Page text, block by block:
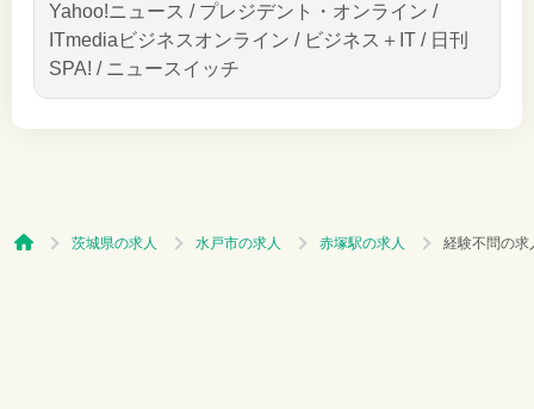
Yahoo!ニュース / プレジデント・オンライン /
ITmediaビジネスオンライン / ビジネス＋IT / 日刊
SPA! / ニュースイッチ
茨城県の求人 水戸市の求人 赤塚駅の求人 経験不問の求